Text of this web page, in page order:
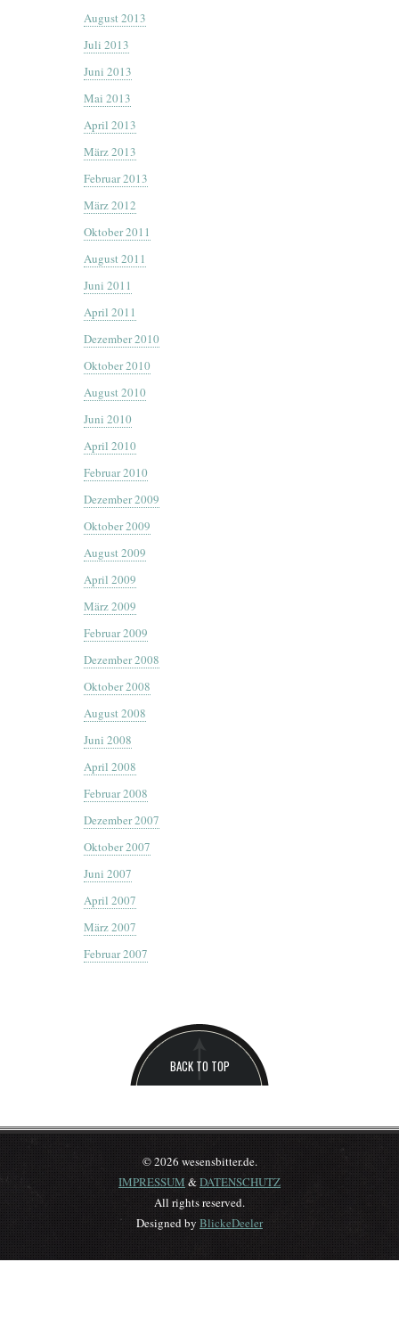
August 2013
Juli 2013
Juni 2013
Mai 2013
April 2013
März 2013
Februar 2013
März 2012
Oktober 2011
August 2011
Juni 2011
April 2011
Dezember 2010
Oktober 2010
August 2010
Juni 2010
April 2010
Februar 2010
Dezember 2009
Oktober 2009
August 2009
April 2009
März 2009
Februar 2009
Dezember 2008
Oktober 2008
August 2008
Juni 2008
April 2008
Februar 2008
Dezember 2007
Oktober 2007
Juni 2007
April 2007
März 2007
Februar 2007
BACK TO TOP
© 2026 wesensbitter.de.
IMPRESSUM&DATENSCHUTZ
All rights reserved.
Designed byBlickeDeeler